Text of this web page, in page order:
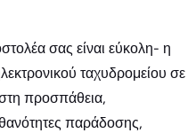
σας είναι εύκολη- η
ταχυδρομείου σε
προσπάθεια,
παράδοσης,